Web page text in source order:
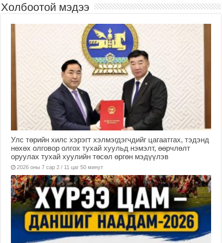
Холбоотой мэдээ
Улс төрийн хилс хэрэгт хэлмэгдэгчдийг цагаатгах, тэдэнд
нөхөх олговор олгох тухай хуульд нэмэлт, өөрчлөлт
оруулах тухай хуулийн төсөл өргөн мэдүүлэв
2026 оны 7 сар 2 / 11 цаг 50 минут